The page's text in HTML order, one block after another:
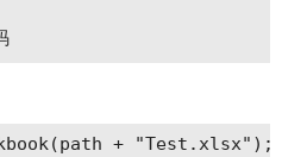
+ "Test.xlsx");